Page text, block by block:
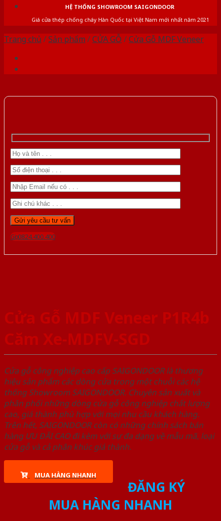
HỆ THỐNG SHOWROOM SAIGONDOOR
Giá cửa thép chống cháy Hàn Quốc tại Việt Nam mới nhất năm 2021
Trang chủ /Sản phẩm /CỬA GỖ /Cửa Gỗ MDF Veneer
Gọi 0824.400.400
Cửa Gỗ MDF Veneer P1R4b
Căm Xe-MDFV-SGD
Cửa gỗ công nghiệp cao cấp SAIGONDOOR là thương
hiệu sản phẩm các dòng cửa trong một chuỗi các hệ
thống Showroom SAIGONDOOR. Chuyên sản xuất và
phân phối những dòng cửa gỗ công nghiệp chất lượng
cao, giá thành phù hợp với mọi nhu cầu khách hàng.
Trên hết, SAIGONDOOR còn có những chính sách bán
hàng ƯU ĐÃI CAO đi kèm với sự đa dạng về mẫu mã, loại
cửa gỗ và cả phân khúc giá thành.
MUA HÀNG NHANH
ĐĂNG KÝ
MUA HÀNG NHANH